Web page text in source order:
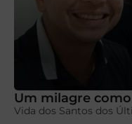
Um milagre
Vida dos Santos dos